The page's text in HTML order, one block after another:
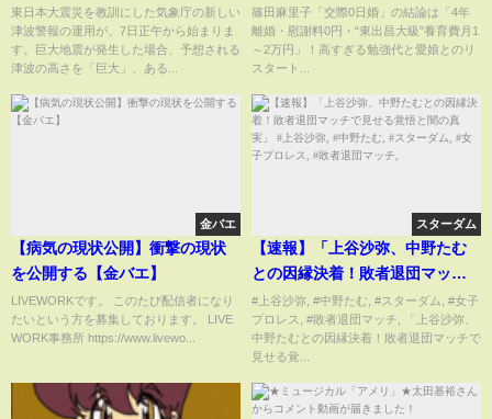
（13/03/07）
東日本大震災を教訓にした気象庁の新しい
津波警報の運用が、7日正午から始まりま
す。巨大地震が発生した場合、予想される
津波の高さを「巨大」、ある...
昌大級”養育費月1～2万円」！高
すぎる勉強代と愛娘とのリスタ
ート
篠田麻里子「交際0日婚」の結論は「4年
離婚・慰謝料0円・“東出昌大級”養育費月1
～2万円」！高すぎる勉強代と愛娘とのリ
スタート...
金バエ
【病気の現状公開】衝撃の現状
を公開する【金バエ】
LIVEWORKです。 このたび配信者になり
たいという方を募集しております。 LIVE
WORK事務所 https://www.livewo...
スターダム
【速報】「上谷沙弥、中野たむ
との因縁決着！敗者退団マッチ
で見せる覚悟と闇の真実」 #上谷
沙弥, #中野たむ, #スターダム, #
女子プロレス, #敗者退団マッチ,
#上谷沙弥, #中野たむ, #スターダム, #女子
プロレス, #敗者退団マッチ, 「上谷沙弥、
中野たむとの因縁決着！敗者退団マッチで
見せる覚...